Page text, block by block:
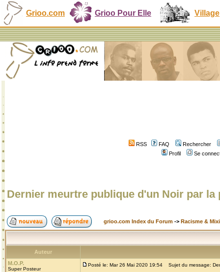
Grioo.com Grioo Pour Elle Village
RSS FAQ
Rechercher
Profil
Se
Dernier meurtre publique d'un Noir par la
grioo.com Index du Forum -> Racisme &
Auteur
M.O.P.
Super Posteur
Posté le: Mar 26 Mai 2020 19:54 Sujet du message: